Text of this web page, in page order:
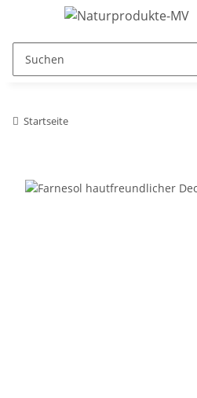
Startseite